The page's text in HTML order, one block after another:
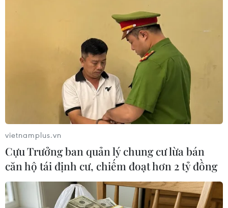
TIN LIÊN QUAN
vietnamplus.vn
Cựu Trưởng ban quản lý chung cư lừa bán
căn hộ tái định cư, chiếm đoạt hơn 2 tỷ đồng